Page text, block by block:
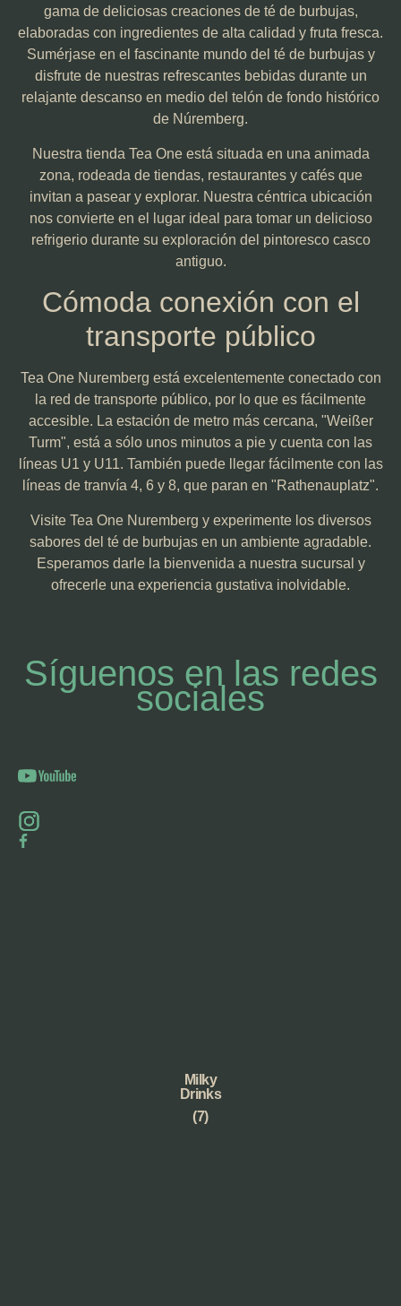
gama de deliciosas creaciones de té de burbujas,
elaboradas con ingredientes de alta calidad y fruta fresca.
Sumérjase en el fascinante mundo del té de burbujas y
disfrute de nuestras refrescantes bebidas durante un
relajante descanso en medio del telón de fondo histórico
de Núremberg.
Nuestra tienda Tea One está situada en una animada
zona, rodeada de tiendas, restaurantes y cafés que
invitan a pasear y explorar. Nuestra céntrica ubicación
nos convierte en el lugar ideal para tomar un delicioso
refrigerio durante su exploración del pintoresco casco
antiguo.
Cómoda conexión con el
transporte público
Tea One Nuremberg está excelentemente conectado con
la red de transporte público, por lo que es fácilmente
accesible. La estación de metro más cercana, "Weißer
Turm", está a sólo unos minutos a pie y cuenta con las
líneas U1 y U11. También puede llegar fácilmente con las
líneas de tranvía 4, 6 y 8, que paran en "Rathenauplatz".
Visite Tea One Nuremberg y experimente los diversos
sabores del té de burbujas en un ambiente agradable.
Esperamos darle la bienvenida a nuestra sucursal y
ofrecerle una experiencia gustativa inolvidable.
Síguenos en las redes
sociales
Milky
Drinks
(7)